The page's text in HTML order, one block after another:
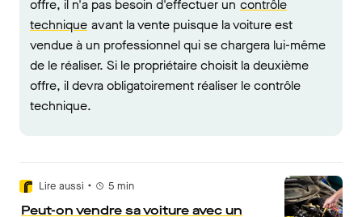
offre, il n'a pas besoin d'effectuer un contrôle
technique avant la vente puisque la voiture est
vendue à un professionnel qui se chargera lui-même
de le réaliser. Si le propriétaire choisit la deuxième
offre, il devra obligatoirement réaliser le contrôle
technique.
Lire aussi • 5 min
Peut-on vendre sa voiture avec un